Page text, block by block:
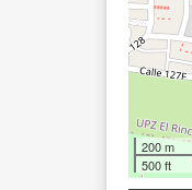
200 m
500 ft